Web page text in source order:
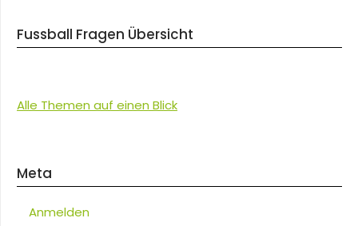
Fussball Fragen Übersicht
Alle Themen auf einen Blick
Meta
Anmelden